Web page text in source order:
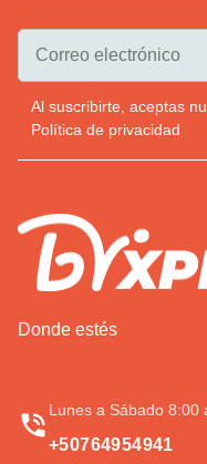
Al suscribirte, aceptas
Política de privacidad
Donde estés
Lunes a Sábado 8:00
+50764954941